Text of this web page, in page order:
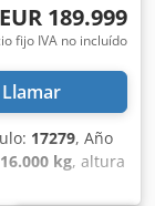
EUR 189.999
fijo IVA no incluído
Llamar
17279, Año
16.000 kg, altura